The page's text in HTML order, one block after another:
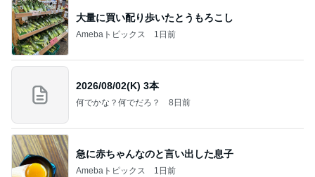
大量に買い配り歩いたとうもろこし
Amebaトピックス 1日前
2026/08/02(K) 3本
何でかな？何でだろ？ 8日前
急に赤ちゃんなのと言い出した息子
Amebaトピックス 1日前